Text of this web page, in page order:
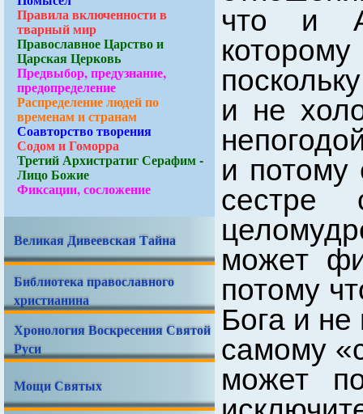
Правила включенности в
тварный мир
Православное Царство и
Царская Церковь
Предвыбор, предузнание,
предопределение
Распределение людей по
временам и странам
Соавторство творения
Содом и Гоморра
Третий Архистратиг Серафим -
Лицо Божие
Фиксации, сосложение
Великая Дивеевская Тайна
Библиотека православного
христианина
Хронология Воскресения Святой
Руси
Мощи Святых
что и
и не
и потому
может
потому
Бога и
самому
может